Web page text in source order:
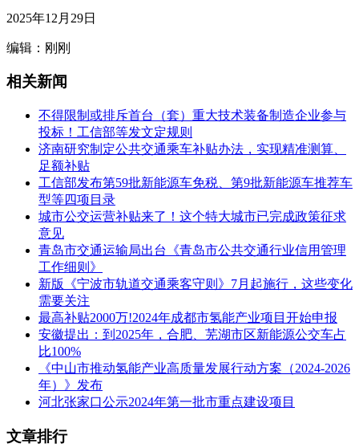
2025年12月29日
编辑：刚刚
相关新闻
不得限制或排斥首台（套）重大技术装备制造企业参与
投标！工信部等发文定规则
济南研究制定公共交通乘车补贴办法，实现精准测算、
足额补贴
工信部发布第59批新能源车免税、第9批新能源车推荐车
型等四项目录
城市公交运营补贴来了！这个特大城市已完成政策征求
意见
青岛市交通运输局出台《青岛市公共交通行业信用管理
工作细则》
新版《宁波市轨道交通乘客守则》7月起施行，这些变化
需要关注
最高补贴2000万!2024年成都市氢能产业项目开始申报
安徽提出：到2025年，合肥、芜湖市区新能源公交车占
比100%
《中山市推动氢能产业高质量发展行动方案（2024-2026
年）》发布
河北张家口公示2024年第一批市重点建设项目
文章排行